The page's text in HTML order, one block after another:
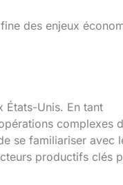
des enjeux
États-Unis. En tant
complexes
se familiariser avec
productifs clés